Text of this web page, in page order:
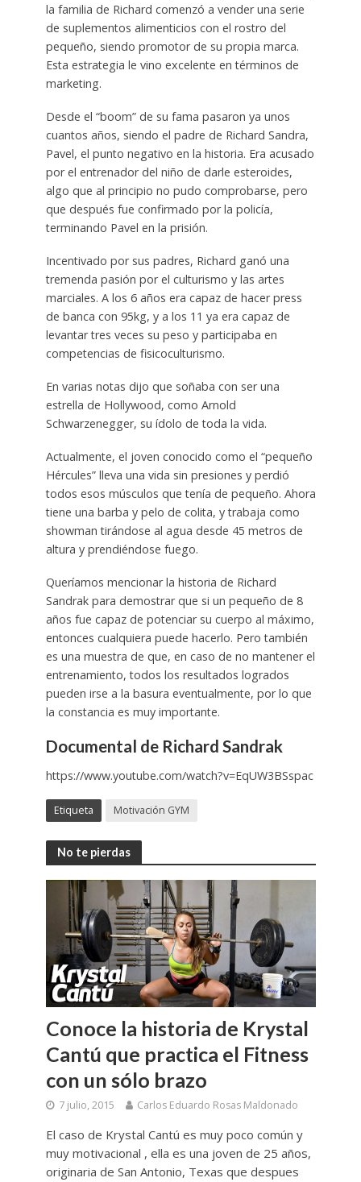
la familia de Richard comenzó a vender una serie
de suplementos alimenticios con el rostro del
pequeño, siendo promotor de su propia marca.
Esta estrategia le vino excelente en términos de
marketing.
Desde el “boom” de su fama pasaron ya unos
cuantos años, siendo el padre de Richard Sandra,
Pavel, el punto negativo en la historia. Era acusado
por el entrenador del niño de darle esteroides,
algo que al principio no pudo comprobarse, pero
que después fue confirmado por la policía,
terminando Pavel en la prisión.
Incentivado por sus padres, Richard ganó una
tremenda pasión por el culturismo y las artes
marciales. A los 6 años era capaz de hacer press
de banca con 95kg, y a los 11 ya era capaz de
levantar tres veces su peso y participaba en
competencias de fisicoculturismo.
En varias notas dijo que soñaba con ser una
estrella de Hollywood, como Arnold
Schwarzenegger, su ídolo de toda la vida.
Actualmente, el joven conocido como el “pequeño
Hércules” lleva una vida sin presiones y perdió
todos esos músculos que tenía de pequeño. Ahora
tiene una barba y pelo de colita, y trabaja como
showman tirándose al agua desde 45 metros de
altura y prendiéndose fuego.
Queríamos mencionar la historia de Richard
Sandrak para demostrar que si un pequeño de 8
años fue capaz de potenciar su cuerpo al máximo,
entonces cualquiera puede hacerlo. Pero también
es una muestra de que, en caso de no mantener el
entrenamiento, todos los resultados logrados
pueden irse a la basura eventualmente, por lo que
la constancia es muy importante.
Documental de Richard Sandrak
https://www.youtube.com/watch?v=EqUW3BSspac
Etiqueta Motivación GYM
No te pierdas
Conoce la historia de Krystal
Cantú que practica el Fitness
con un sólo brazo
7 julio, 2015 Carlos Eduardo Rosas Maldonado
El caso de Krystal Cantú es muy poco común y
muy motivacional , ella es una joven de 25 años,
originaria de San Antonio, Texas que despues